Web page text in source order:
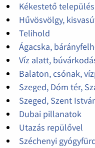
Kékestető település
Hűvösvölgy,
Telihold
Ágacska,
Víz alatt,
Balaton, csónak,
Szeged, Dóm tér,
Szeged, Szent
Dubai pillanatok
Utazás repülővel
Széchenyi